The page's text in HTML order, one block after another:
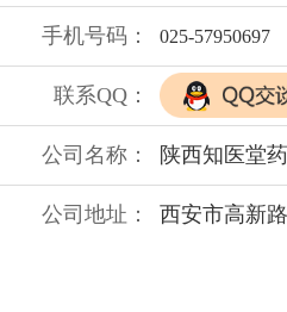
【卫生许可证】XK16-108
【生产许可证】（2000）
【被委托生产企业】西安
【地址】西安市丰登南路
【委托生产企业】陕西知
【地址】西安市长安北路南
手机号码： 025-57950697
联系QQ：
公司名称： 陕西知医堂
公司地址： 西安市高新